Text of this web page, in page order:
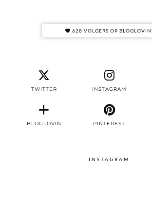
628 VOLGERS OP BLOGLOVIN'
TWITTER INSTAGRAM
BLOGLOVIN PINTEREST
INSTAGRAM